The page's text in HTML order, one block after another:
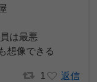
は最悪
想像できる
1 返信